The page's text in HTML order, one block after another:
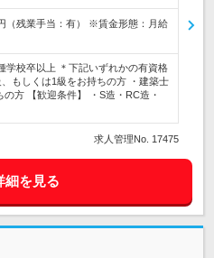
（残業手当：有） ※賃金形態：月給
学校卒以上 ＊下記いずれかの有資格
もしくは1級をお持ちの方 ・建築士
方 【歓迎条件】 ・S造・RC造・
求人管理No. 17475
細を見る